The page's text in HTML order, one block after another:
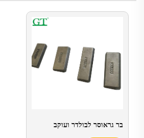
בר גראוסר לבולדר ועוקב